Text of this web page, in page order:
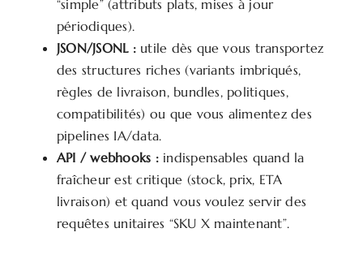
“simple” (attributs plats, mises à jour
périodiques).
JSON/JSONL :utile dès que vous transportez
des structures riches (variants imbriqués,
règles de livraison, bundles, politiques,
compatibilités) ou que vous alimentez des
pipelines IA/data.
API / webhooks :indispensables quand la
fraîcheur est critique (stock, prix, ETA
livraison) et quand vous voulez servir des
requêtes unitaires “SKU X maintenant”.